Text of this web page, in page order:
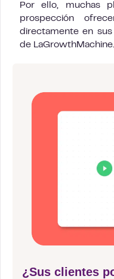
Por ello, muchas
prospección
directamente en
de LaGrowthMachine.
¿Sus clientes